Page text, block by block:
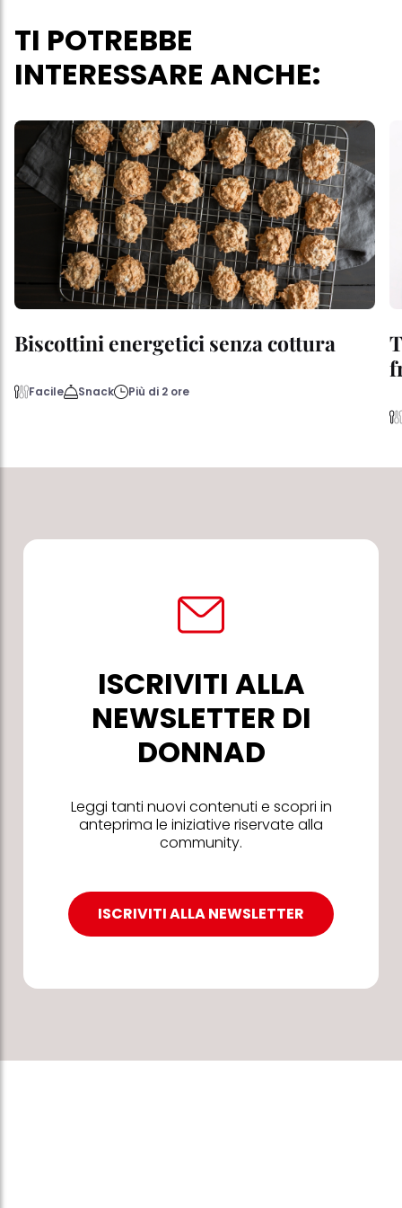
TI POTREBBE
INTERESSARE ANCHE:
Biscottini energetici senza cottura
Facile Snack Più di 2 ore
ISCRIVITI ALLA
NEWSLETTER DI
DONNAD
Leggi tanti nuovi contenuti e scopri in
anteprima le iniziative riservate alla
community.
ISCRIVITI ALLA NEWSLETTER